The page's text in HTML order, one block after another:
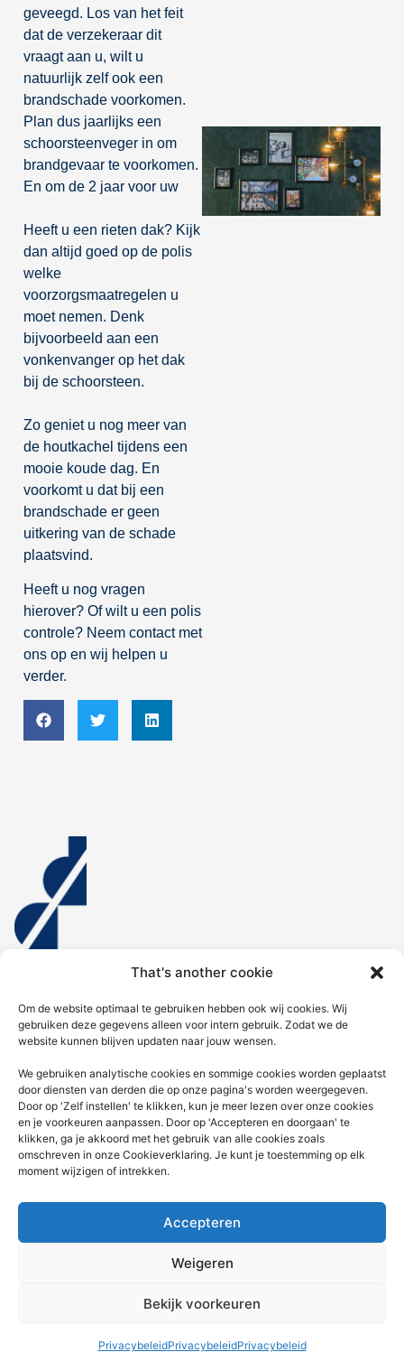
That's another cookie
Om de website optimaal te gebruiken hebben ook wij cookies. Wij
gebruiken deze gegevens alleen voor intern gebruik. Zodat we de
website kunnen blijven updaten naar jouw wensen.
We gebruiken analytische cookies en sommige cookies worden geplaatst
door diensten van derden die op onze pagina's worden weergegeven.
Door op 'Zelf instellen' te klikken, kun je meer lezen over onze cookies
en je voorkeuren aanpassen. Door op 'Accepteren en doorgaan' te
klikken, ga je akkoord met het gebruik van alle cookies zoals
omschreven in onze Cookieverklaring. Je kunt je toestemming op elk
moment wijzigen of intrekken.
Accepteren
Weigeren
Bekijk voorkeuren
PrivacybeleidPrivacybeleidPrivacybeleid
geveegd. Los van het feit
dat de verzekeraar dit
vraagt aan u, wilt u
natuurlijk zelf ook een
brandschade voorkomen.
Plan dus jaarlijks een
schoorsteenveger in om
brandgevaar te voorkomen.
En om de 2 jaar voor uw
Heeft u een rieten dak? Kijk
dan altijd goed op de polis
welke
voorzorgsmaatregelen u
moet nemen. Denk
bijvoorbeeld aan een
vonkenvanger op het dak
bij de schoorsteen.
Zo geniet u nog meer van
de houtkachel tijdens een
mooie koude dag. En
voorkomt u dat bij een
brandschade er geen
uitkering van de schade
plaatsvind.
Heeft u nog vragen
hierover? Of wilt u een polis
controle? Neem contact met
ons op en wij helpen u
verder.
Diensten
Nieuws voor jou
Contact
KVK: 92676936 | AFM:12049877 | Kifid: 300.018915
Whatsapp: 06-27224234
Telefoonnummer: 050-5340320
Email: info@douma-assurantien.nl